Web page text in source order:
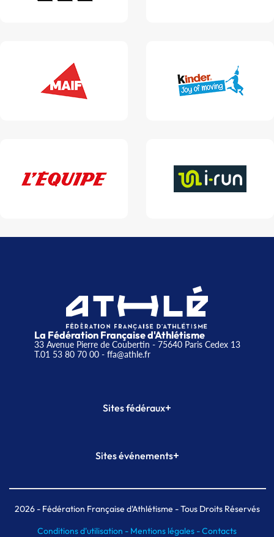
La Fédération Française d'Athlétisme
33 Avenue Pierre de Coubertin - 75640 Paris Cedex 13
T.01 53 80 70 00- ffa@athle.fr
Sites fédéraux+
Plateforme Formation
Sites événements+
Meeting de Paris indoor
MAIF Ekiden de Paris
2026- Fédération Française d'Athlétisme - Tous Droits Réservés
Conditions d'utilisation - Mentions légales -Contacts